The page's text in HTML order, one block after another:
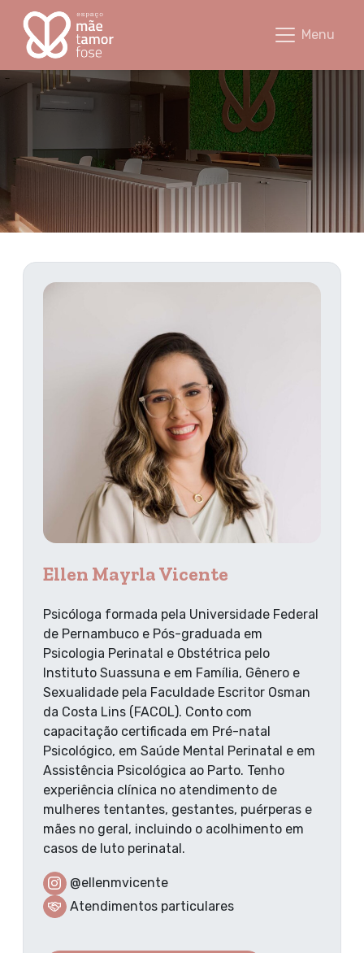
Ellen Mayrla Vicente - Espaço
Menu
Ellen Mayrla Vicente
Psicóloga formada pela Universidade Federal
de Pernambuco e Pós-graduada em
Psicologia Perinatal e Obstétrica pelo
Instituto Suassuna e em Família, Gênero e
Sexualidade pela Faculdade Escritor Osman
da Costa Lins (FACOL). Conto com
capacitação certificada em Pré-natal
Psicológico, em Saúde Mental Perinatal e em
Assistência Psicológica ao Parto. Tenho
experiência clínica no atendimento de
mulheres tentantes, gestantes, puérperas e
mães no geral, incluindo o acolhimento em
casos de luto perinatal.
@ellenmvicente
Atendimentos particulares